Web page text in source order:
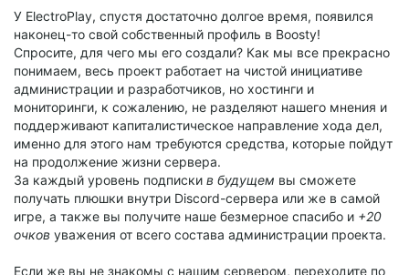
У ElectroPlay, спустя достаточно долгое время, появился
наконец-то свой собственный профиль в Boosty!
Спросите, для чего мы его создали? Как мы все прекрасно
понимаем, весь проект работает на чистой инициативе
администрации и разработчиков, но хостинги и
мониторинги, к сожалению, не разделяют нашего мнения и
поддерживают капиталистическое направление хода дел,
именно для этого нам требуются средства, которые пойдут
на продолжение жизни сервера.
За каждый уровень подписки в будущем вы сможете
получать плюшки внутри Discord-сервера или же в самой
игре, а также вы получите наше безмерное спасибо и +20
очков уважения от всего состава администрации проекта.
Если же вы не знакомы с нашим сервером, переходите по